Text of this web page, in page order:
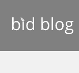
indhold